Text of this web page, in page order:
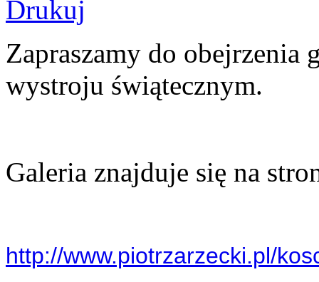
Zapraszamy do obejrzenia
wystroju świątecznym.
Galeria znajduje się na
http://www.piotrzarzecki.pl/